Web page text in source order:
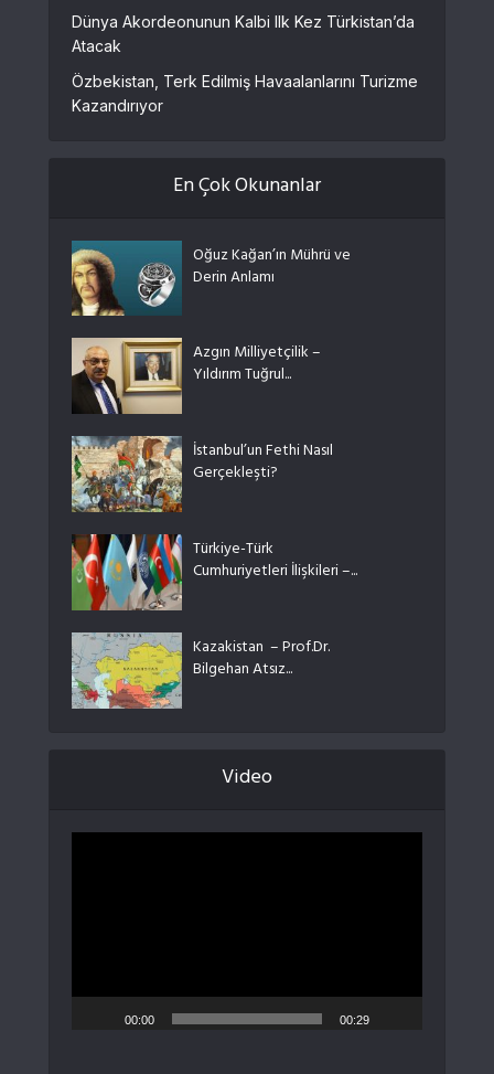
Dünya Akordeonunun Kalbi Ilk Kez Türkistan’da
Atacak
Özbekistan, Terk Edilmiş Havaalanlarını Turizme
Kazandırıyor
En Çok Okunanlar
Oğuz Kağan’ın Mührü ve
Derin Anlamı
Azgın Milliyetçilik –
Yıldırım Tuğrul...
İstanbul’un Fethi Nasıl
Gerçekleşti?
Türkiye-Türk
Cumhuriyetleri İlişkileri –...
Kazakistan – Prof.Dr.
Bilgehan Atsız...
Video
00:00 00:29